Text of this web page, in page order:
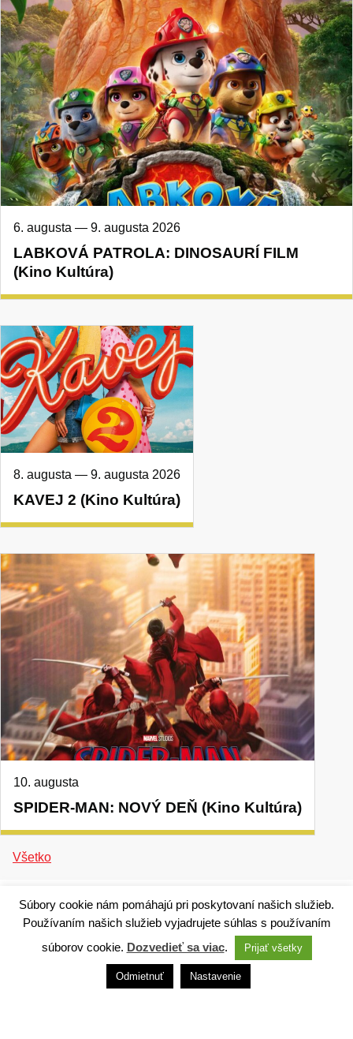
LABKOVÁ PATROLA: DINOSAURÍ FILM
(Kino Kultúra)
6. augusta — 9. augusta 2026
KAVEJ 2 (Kino Kultúra)
8. augusta — 9. augusta 2026
SPIDER-MAN: NOVÝ DEŇ (Kino Kultúra)
10. augusta
Všetko
Technický dodávateľ: ANTIK Telecom, s. r. o. |Antik
smart city systém
Správca webového sídla: Mesto Ružomberok,
Súbory cookie nám pomáhajú pri poskytovaní našich služieb.
Používaním našich služieb vyjadrujete súhlas s používaním
súborov cookie. Dozvedieť sa viac. Prijať všetky
Odmietnuť Nastavenie